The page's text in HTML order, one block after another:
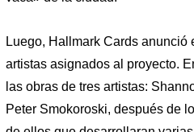
Luego, Hallmark Cards anunció
artistas asignados al proyecto.
las obras de tres artistas:
Peter Smokoroski, después de